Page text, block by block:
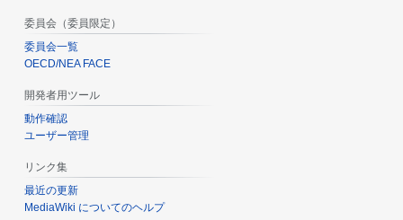
委員会（委員限定）
委員会一覧
OECD/NEA FACE
開発者用ツール
動作確認
ユーザー管理
リンク集
最近の更新
MediaWiki についてのヘルプ